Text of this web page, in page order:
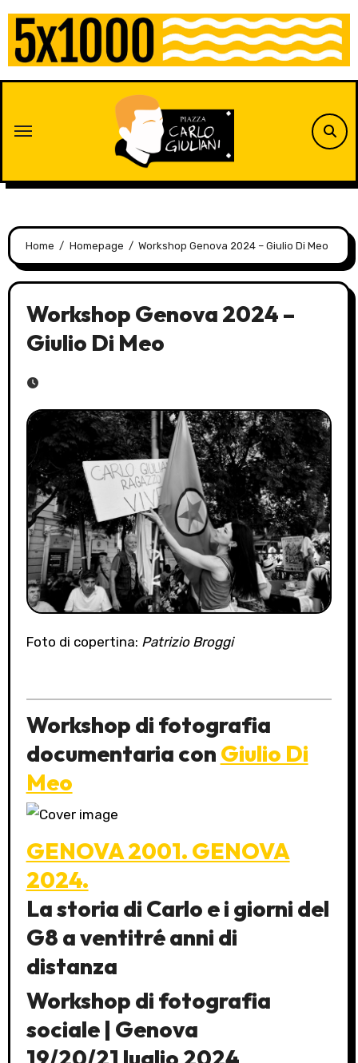
Skip
content
Home Homepage Workshop Genova 2024 – Giulio Di Meo
Workshop Genova 2024 –
Giulio Di Meo
Foto di copertina: Patrizio Broggi
Workshop di fotografia
documentaria con Giulio Di
Meo
GENOVA 2001. GENOVA
2024.
La storia di Carlo e i giorni del
G8 a ventitré anni di
distanza
Workshop di fotografia
sociale | Genova